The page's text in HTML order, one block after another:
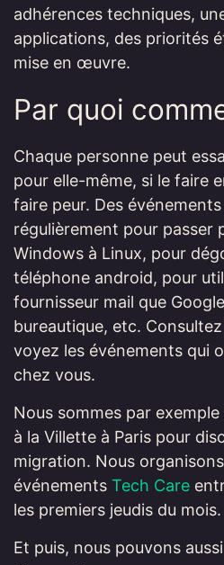
adhérences techniques,
applications, des priorités
mise en œuvre.
Par quoi
Chaque personne peut
pour elle-même, si le faire
faire peur. Des
régulièrement pour passer
Windows à Linux, pour
téléphone android, pour
fournisseur mail que
bureautique, etc. Consultez
voyez les événements qui
chez vous.
Nous sommes par exemple
à la Villette à Paris pour
migration. Nous
événements Tech Care
les premiers jeudis du mois.
Et puis, nous pouvons